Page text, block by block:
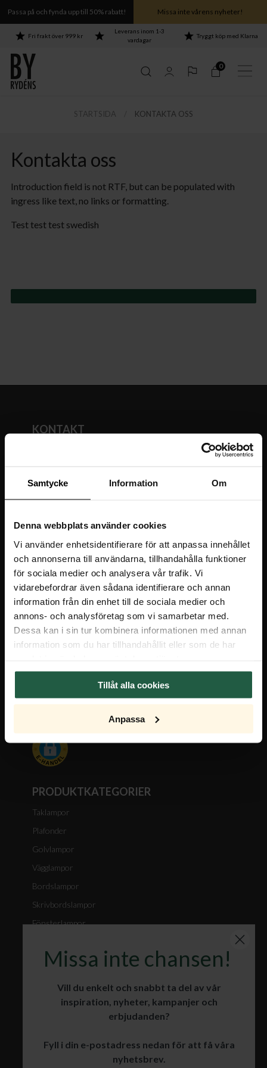
Samtycke Information Om
Denna webbplats använder cookies
Vi använder enhetsidentifierare för att anpassa innehållet
och annonserna till användarna, tillhandahålla funktioner
för sociala medier och analysera vår trafik. Vi
vidarebefordrar även sådana identifierare och annan
information från din enhet till de sociala medier och
annons- och analysföretag som vi samarbetar med.
Dessa kan i sin tur kombinera informationen med annan
information som du har tillhandahållit eller som de har
Tillåt alla cookies
Anpassa
Passa på och fynda upp till 50% rabatt! Missa inte vårens nyheter!
Fri frakt över 999 kr
Leverans inom 1-3
vardagar
Tryggt köp med Klarna
0
STARTSIDA KONTAKTA OSS
Kontakta oss
Introduction field is not RTF, but can be populated with
ingress like text, no links or formatting.
Test test test swedish
KONTAKT
info@byrydens.se
Org.nummer: 556090-6298
FÖRETAGSINFORMATION
Bli återförsäljare
Om oss
PRODUKTKATEGORIER
Taklampor
Plafonder
Golvlampor
Vägglampor
Bordslampor
Skrivbordslampor
Fönsterlampor
Badrumslampor
Öppet köp och retur
Missa inte chansen!
Vill du enkelt och snabbt ta del av vår
inspiration, nyheter, kampanjer och
erbjudanden?
Fyll i din e-postadress nedan för att få våra
nyhetsbrev.